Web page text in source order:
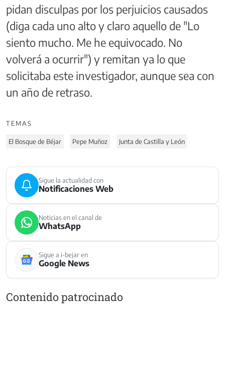
pidan disculpas por los perjuicios causados
(diga cada uno alto y claro aquello de "Lo
siento mucho. Me he equivocado. No
volverá a ocurrir") y remitan ya lo que
solicitaba este investigador, aunque sea con
un año de retraso.
TEMAS
El Bosque de Béjar Pepe Muñoz Junta de Castilla y León
Sigue la actualidad con
Notificaciones Web
Noticias en el canal de
WhatsApp
Sigue a i-bejar en
Google News
Contenido patrocinado